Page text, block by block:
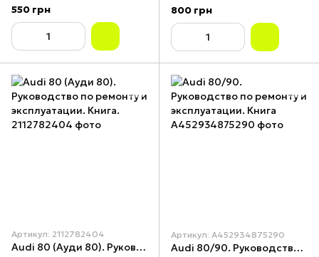
550 грн
800 грн
Артикул: 2112782404
Audi 80 (Ауди 80). Руководство по ремонту и эксплуатации. Книга.
Артикул: A452934875290
Audi 80/90. Руководство по ремонту и эксплуатации. Книга